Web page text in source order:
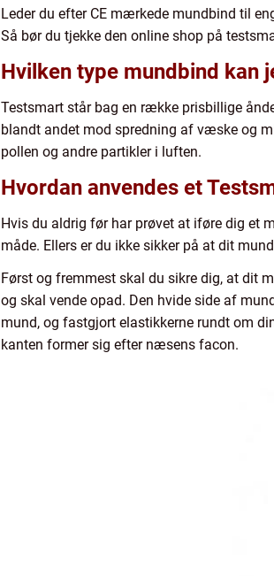
Leder du efter CE mærkede mundbind til
Så bør du tjekke den online shop på
Hvilken type mundbind kan
Testsmart står bag en række prisbillige
blandt andet mod spredning af væske og
pollen og andre partikler i luften.
Hvordan anvendes et
Hvis du aldrig før har prøvet at iføre dig et
måde. Ellers er du ikke sikker på at dit
Først og fremmest skal du sikre dig, at dit
og skal vende opad. Den hvide side af
mund, og fastgjort elastikkerne rundt om
kanten former sig efter næsens facon.